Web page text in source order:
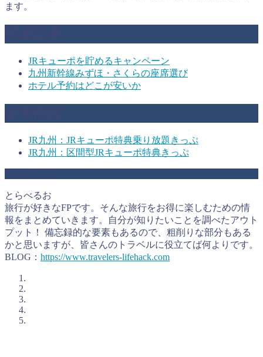
ます。
JRキューポを貯めるキャンペーン
九州新幹線みずほ・さくらの座席選び
ホテル予約はどこが安いか
JR九州：JRキューポ特典乗り放題きっぷ
JR九州：区間型JRキューポ特典きっぷ
とらべるお
旅行が好きなFPです。そんな旅行をお得に楽しむための情
報をまとめていきます。自分が知りたいことを調べたアウト
プット！ 備忘録的な要素もあるので、粗削りな部分もある
かと思いますが、皆さんのトラベルに役立てば何よりです。
BLOG： https://www.travelers-lifehack.com